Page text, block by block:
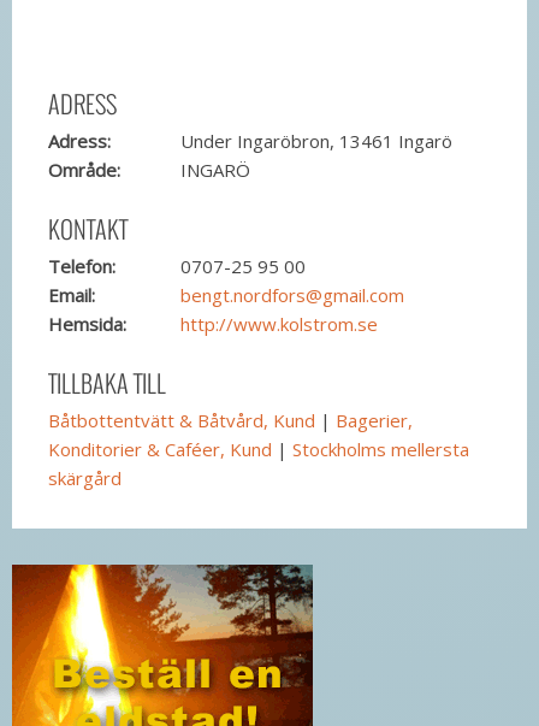
ADRESS
Adress:
Under Ingaröbron, 13461 Ingarö
Område:
INGARÖ
KONTAKT
Telefon:
0707-25 95 00
Email:
bengt.nordfors@gmail.com
Hemsida:
http://www.kolstrom.se
TILLBAKA TILL
Båtbottentvätt & Båtvård, Kund | Bagerier,
Konditorier & Caféer, Kund | Stockholms mellersta
skärgård